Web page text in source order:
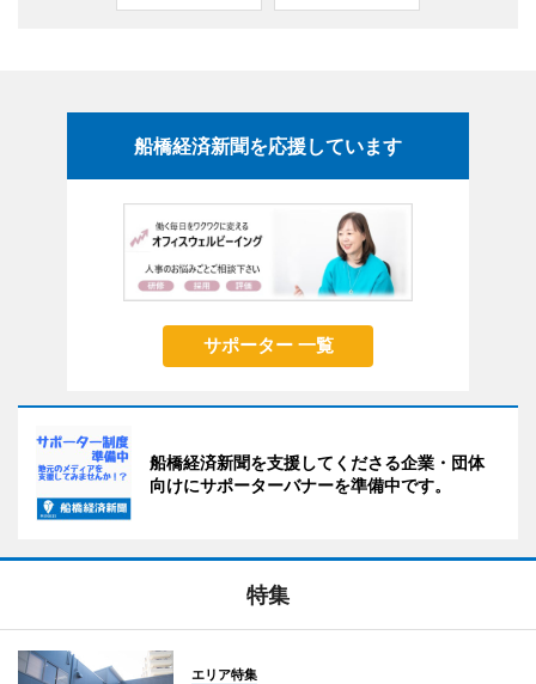
船橋経済新聞を応援しています
サポーター 一覧
船橋経済新聞を支援してくださる企業・団体
向けにサポーターバナーを準備中です。
特集
エリア特集